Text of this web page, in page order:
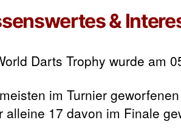
&
Darts Trophy wurde am
im Turnier
alleine 17 davon im Finale